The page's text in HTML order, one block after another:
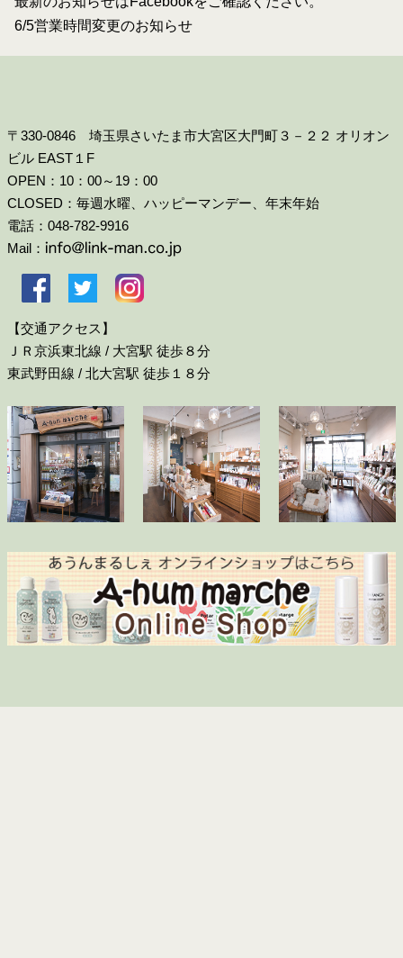
6/5営業時間変更のお知らせ
〒330-0846 埼玉県さいたま市大宮区大門町３－２２ オリオン
ビル EAST１F
OPEN：10：00～19：00
CLOSED：毎週水曜、ハッピーマンデー、年末年始
電話：048-782-9916
Mail：
【交通アクセス】
ＪＲ京浜東北線 / 大宮駅 徒歩８分
東武野田線 / 北大宮駅 徒歩１８分